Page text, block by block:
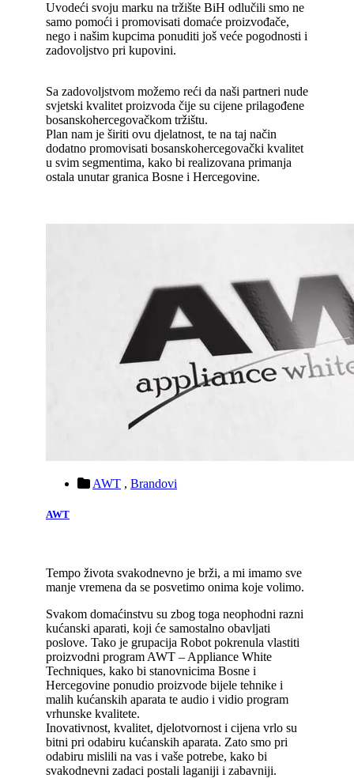
Uvodeći svoju marku na tržište BiH odlučili smo ne
samo pomoći i promovisati domaće proizvođače,
nego i našim kupcima ponuditi još veće pogodnosti i
zadovoljstvo pri kupovini.
Sa zadovoljstvom možemo reći da naši partneri nude
svjetski kvalitet proizvoda čije su cijene prilagođene
bosanskohercegovačkom tržištu.
Plan nam je širiti ovu djelatnost, te na taj način
dodatno promovisati bosanskohercegovački kvalitet
u svim segmentima, kako bi realizovana primanja
ostala unutar granica Bosne i Hercegovine.
AWT , Brandovi
AWT
Tempo života svakodnevno je brži, a mi imamo sve
manje vremena da se posvetimo onima koje volimo.
Svakom domaćinstvu su zbog toga neophodni razni
kućanski aparati, koji će samostalno obavljati
poslove. Tako je grupacija Robot pokrenula vlastiti
proizvodni program AWT – Appliance White
Techniques, kako bi stanovnicima Bosne i
Hercegovine ponudio proizvode bijele tehnike i
malih kućanskih aparata te audio i vidio program
vrhunske kvalitete.
Inovativnost, kvalitet, djelotvornost i cijena vrlo su
bitni pri odabiru kućanskih aparata. Zato smo pri
odabiru mislili na vas i vaše potrebe, kako bi
svakodnevni zadaci postali laganiji i zabavniji.